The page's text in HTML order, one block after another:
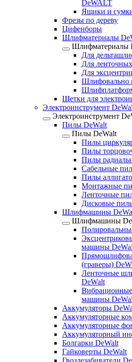
DeWALT
Ящики и
Фрезы по дереву
Цифенборы
Шлифматериалы
Шлифматериалы
Для
Для
Для
Шлифовально
Щетки для
Электроинструмент
Электроинструмент
Пилы DeWalt
Пилы DeWalt
Пилы
Пилы
Пилы
Сабельные
Пилы
Монтажные
Ленточные
Дисковые
Шлифмашины
Шлифмашины
машины
(граверы)
Ленточные
DeWalt
машины
Аккумуляторы
Аккумуляторные
Аккумуляторные
Аккумуляторный
Болгарки DeWalt
Гайковерты DeWalt
Гвоздезабиватели